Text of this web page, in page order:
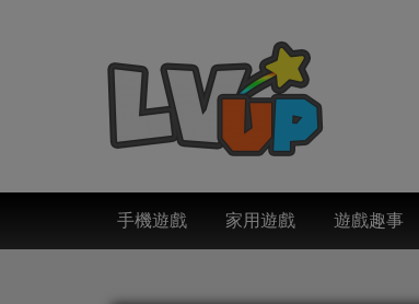
手機遊戲 家用遊戲 遊戲趣事